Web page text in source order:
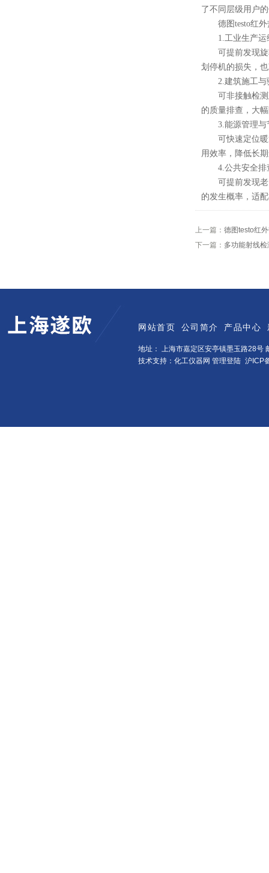
了不同层级用户
德图testo红外
1.工业生产运
可提前发现旋转
划停机的损失，
2.建筑施工与
可非接触检测建
的质量排查，大
3.能源管理与
可快速定位暖通
用效率，降低长
4.公共安全排
可提前发现老旧
的发生概率，适
上一篇： 德图testo红
下一篇： 多功能射线
网站首页 公司简介 产品中心
地址： 上海市嘉定区安亭镇墨玉路28号
技术支持：化工仪器网 管理登陆 沪ICP